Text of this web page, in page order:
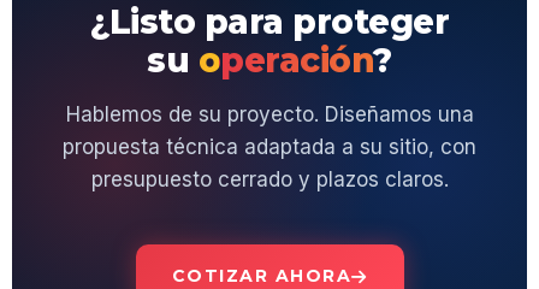
¿Listo para proteger
su operación?
Hablemos de su proyecto. Diseñamos una
propuesta técnica adaptada a su sitio, con
presupuesto cerrado y plazos claros.
COTIZAR AHORA